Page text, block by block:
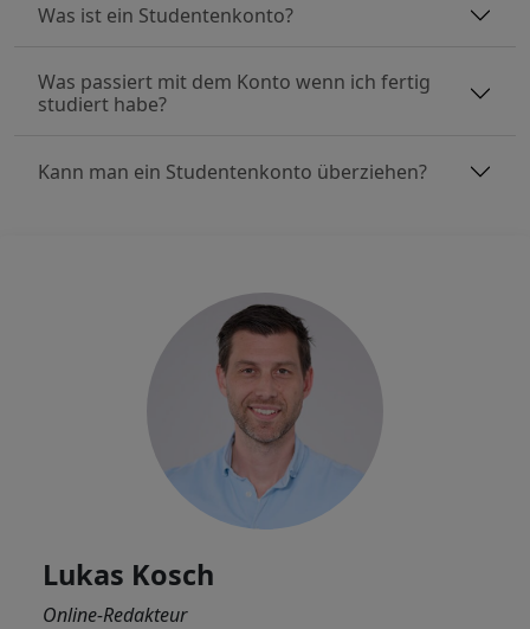
Was ist ein Studentenkonto?
Was passiert mit dem Konto wenn ich fertig
studiert habe?
Kann man ein Studentenkonto überziehen?
Lukas Kosch
Online-Redakteur